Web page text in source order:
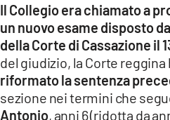
App
ANDROID
APPLE
Il Collegio era chiamato a
un nuovo esame disposto
della Corte di Cassazione il
del giudizio, la Corte
riformato la sentenza
sezione nei termini che
Antonio, anni 6 (ridotta da